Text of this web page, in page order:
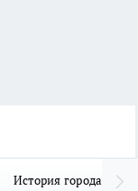
История города Н